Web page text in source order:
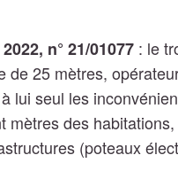
n° 21/01077 : le
de 25 mètres,
lui seul les
mètres des
(poteaux